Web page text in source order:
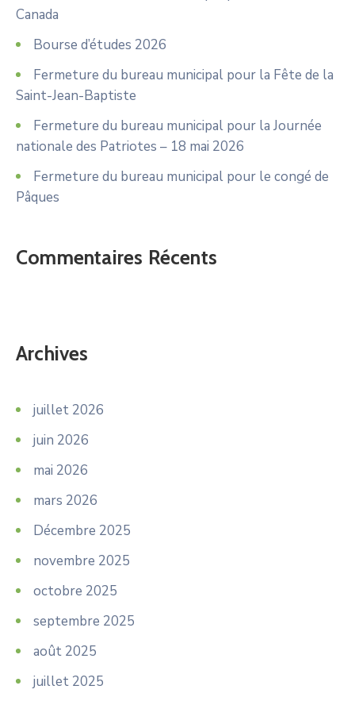
Canada
Bourse d’études 2026
Fermeture du bureau municipal pour la Fête de la
Saint-Jean-Baptiste
Fermeture du bureau municipal pour la Journée
nationale des Patriotes – 18 mai 2026
Fermeture du bureau municipal pour le congé de
Pâques
Commentaires Récents
Archives
juillet 2026
juin 2026
mai 2026
mars 2026
Décembre 2025
novembre 2025
octobre 2025
septembre 2025
août 2025
juillet 2025